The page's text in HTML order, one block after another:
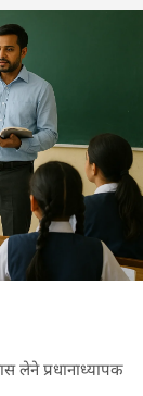
लेने प्रधानाध्यापक